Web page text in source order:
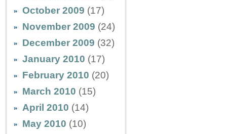
October 2009 (17)
November 2009 (24)
December 2009 (32)
January 2010 (17)
February 2010 (20)
March 2010 (15)
April 2010 (14)
May 2010 (10)